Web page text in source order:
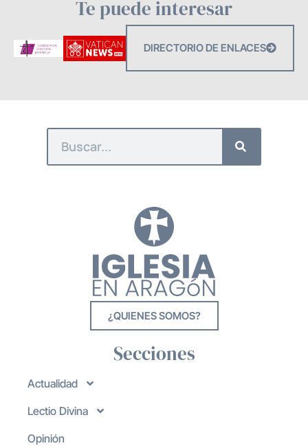
Te puede interesar
DIRECTORIO DE ENLACES
¿QUIENES SOMOS?
Secciones
Actualidad
Lectio Divina
Opinión